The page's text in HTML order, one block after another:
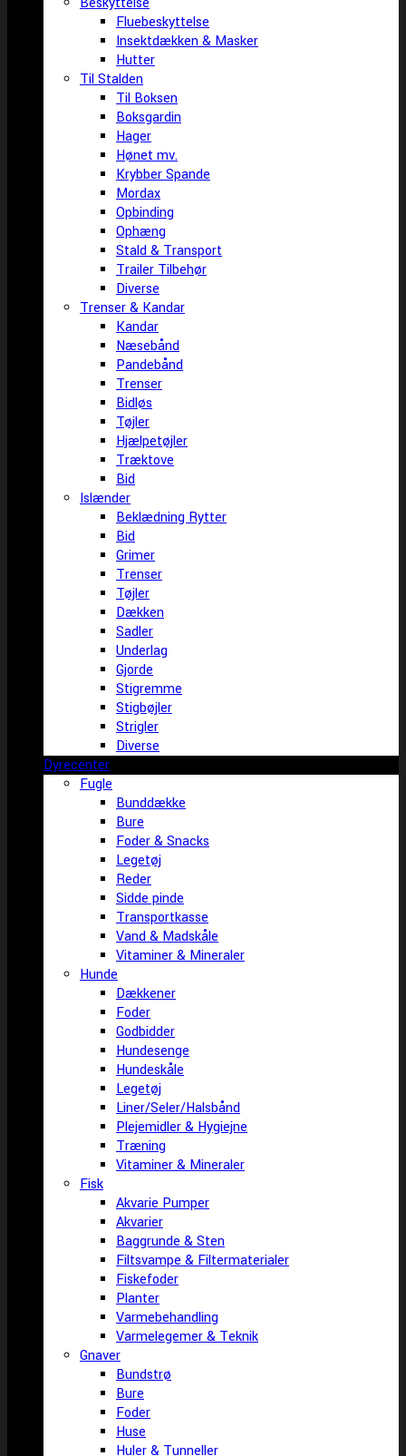
Fluebeskyttelse
Insektdækken & Masker
Hutter
Til Stalden
Til Boksen
Boksgardin
Hager
Hønet mv.
Krybber Spande
Mordax
Opbinding
Ophæng
Stald & Transport
Trailer Tilbehør
Diverse
Trenser & Kandar
Kandar
Næsebånd
Pandebånd
Trenser
Bidløs
Tøjler
Hjælpetøjler
Træktove
Bid
Islænder
Beklædning Rytter
Bid
Grimer
Trenser
Tøjler
Dækken
Sadler
Underlag
Gjorde
Stigremme
Stigbøjler
Strigler
Diverse
Dyrecenter
Fugle
Bunddække
Bure
Foder & Snacks
Legetøj
Reder
Sidde pinde
Transportkasse
Vand & Madskåle
Vitaminer & Mineraler
Hunde
Dækkener
Foder
Godbidder
Hundesenge
Hundeskåle
Legetøj
Liner/Seler/Halsbånd
Plejemidler & Hygiejne
Træning
Vitaminer & Mineraler
Fisk
Akvarie Pumper
Akvarier
Baggrunde & Sten
Filtsvampe & Filtermaterialer
Fiskefoder
Planter
Varmebehandling
Varmelegemer & Teknik
Gnaver
Bundstrø
Bure
Foder
Huse
Huler & Tunneller